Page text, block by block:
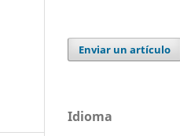
Enviar un artículo
Idioma